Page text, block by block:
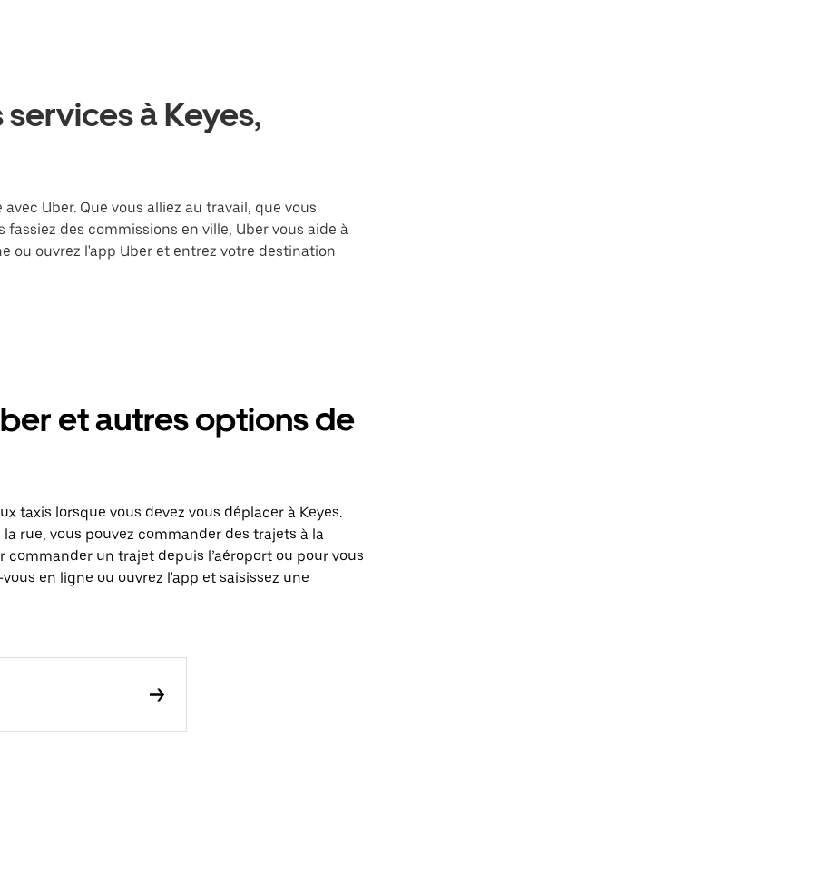
à Keyes,
Uber. Que vous alliez au travail, que vous
des commissions en ville, Uber vous aide à
ou ouvrez l'app Uber et entrez votre destination
et autres options de
taxis lorsque vous devez vous déplacer à Keyes.
rue, vous pouvez commander des trajets à la
commander un trajet depuis l’aéroport ou pour vous
en ligne ou ouvrez l'app et saisissez une